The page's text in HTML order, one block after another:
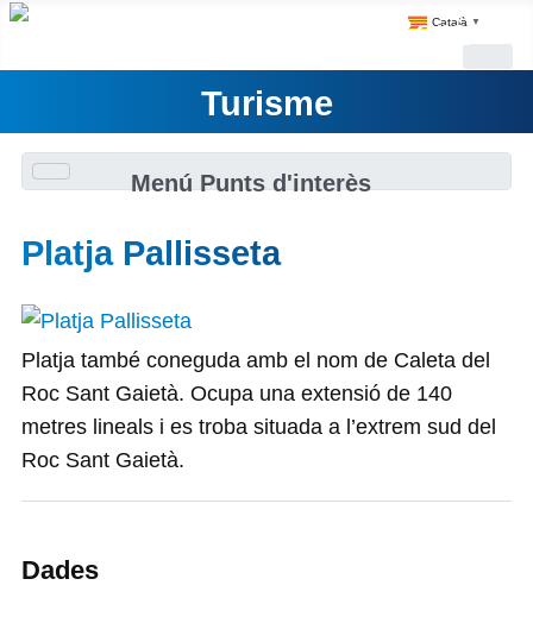
Català ▼
Turisme
Menú Punts d'interès
Platja Pallisseta
Platja també coneguda amb el nom de Caleta del
Roc Sant Gaietà. Ocupa una extensió de 140
metres lineals i es troba situada a l’extrem sud del
Roc Sant Gaietà.
Dades